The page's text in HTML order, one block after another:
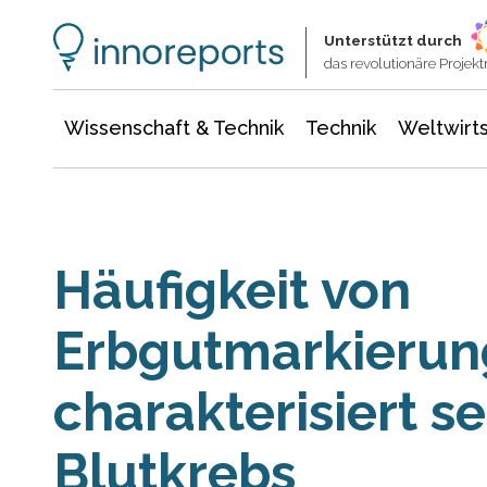
Unterstützt durch
das revolutionäre
Wissenschaft & Technik Technik
Häufigkeit von
charakterisiert
Blutkrebs